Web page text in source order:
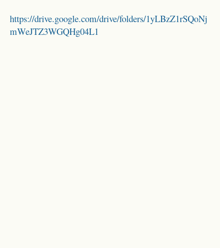
https://drive.google.com/drive/folders/1yLBzZ1rSQoNj
mWeJTZ3WGQHg04L1